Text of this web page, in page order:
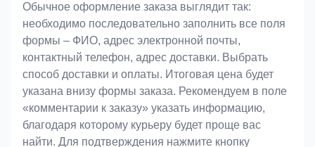
Обычное оформление заказа выглядит так:
необходимо последовательно заполнить все поля
формы – ФИО, адрес электронной почты,
контактный телефон, адрес доставки. Выбрать
способ доставки и оплаты. Итоговая цена будет
указана внизу формы заказа. Рекомендуем в поле
«комментарии к заказу» указать информацию,
благодаря которому курьеру будет проще вас
найти. Для подтверждения нажмите кнопку